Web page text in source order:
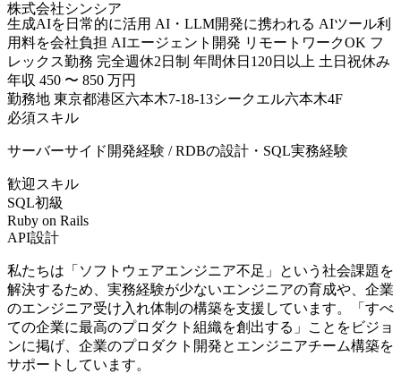
株式会社シンシア
生成AIを日常的に活用 AI・LLM開発に携われる AIツール利
用料を会社負担 AIエージェント開発 リモートワークOK フ
レックス勤務 完全週休2日制 年間休日120日以上 土日祝休み
年収 450 〜 850 万円
勤務地 東京都港区六本木7-18-13シークエル六本木4F
必須スキル
サーバーサイド開発経験 / RDBの設計・SQL実務経験
歓迎スキル
SQL初級
Ruby on Rails
API設計
私たちは「ソフトウェアエンジニア不足」という社会課題を
解決するため、実務経験が少ないエンジニアの育成や、企業
のエンジニア受け入れ体制の構築を支援しています。「すべ
ての企業に最高のプロダクト組織を創出する」ことをビジョ
ンに掲げ、企業のプロダクト開発とエンジニアチーム構築を
サポートしています。